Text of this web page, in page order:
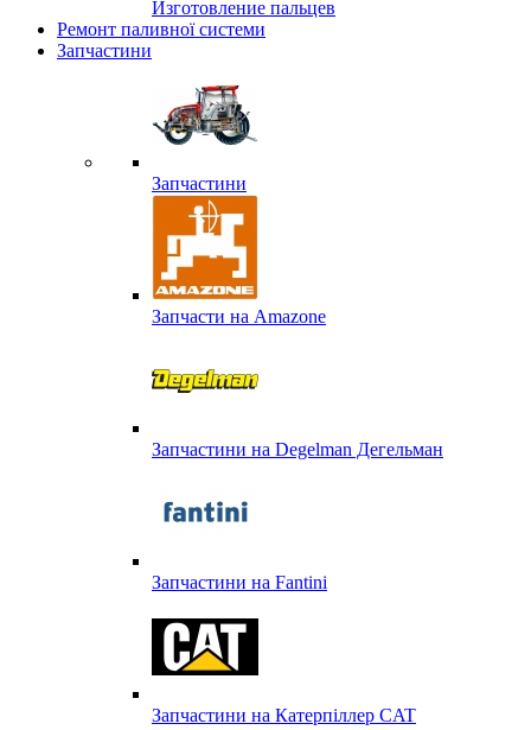
Изготовление пальцев
Ремонт паливної системи
Запчастини
Запчастини
Запчасти на Amazone
Запчастини на Degelman Дегельман
Запчастини на Fantini
Запчастини на Катерпіллер CAT